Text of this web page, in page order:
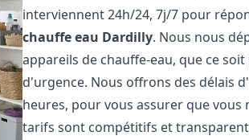
interviennent 24h/24, 7j/7 pour
chauffe eau Dardilly. Nous nous
appareils de chauffe-eau, que ce
d'urgence. Nous offrons des délais
heures, pour vous assurer que
tarifs sont compétitifs et